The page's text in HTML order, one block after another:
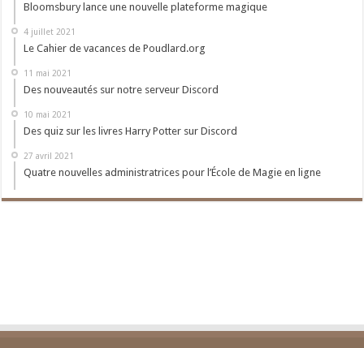
Bloomsbury lance une nouvelle plateforme magique
4 juillet 2021
Le Cahier de vacances de Poudlard.org
11 mai 2021
Des nouveautés sur notre serveur Discord
10 mai 2021
Des quiz sur les livres Harry Potter sur Discord
27 avril 2021
Quatre nouvelles administratrices pour l’École de Magie en ligne